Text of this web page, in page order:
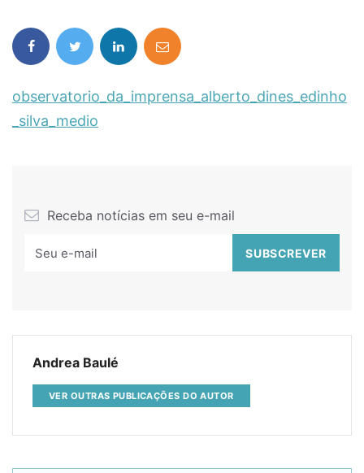
observatorio_da_imprensa_alberto_dines_edinho
_silva_medio
Receba notícias em seu e-mail
Andrea Baulé
VER OUTRAS PUBLICAÇÕES DO AUTOR